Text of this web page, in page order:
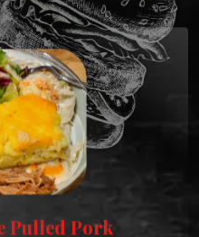
Pulled Pork